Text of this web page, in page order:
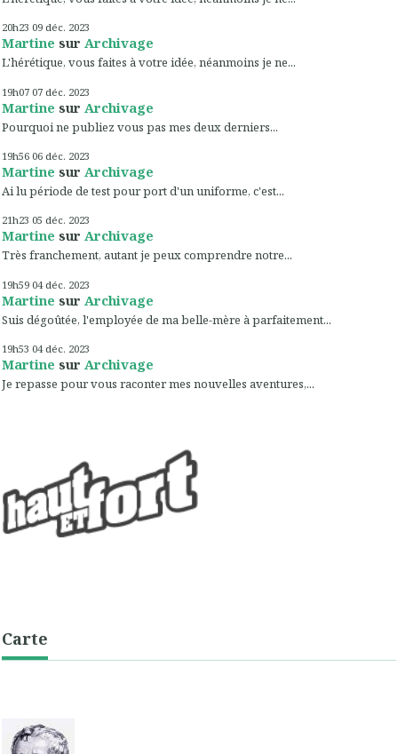
20h23 09 déc. 2023
Martine sur Archivage
L'hérétique, vous faites à votre idée, néanmoins je ne...
19h07 07 déc. 2023
Martine sur Archivage
Pourquoi ne publiez vous pas mes deux derniers...
19h56 06 déc. 2023
Martine sur Archivage
Ai lu période de test pour port d'un uniforme, c'est...
21h23 05 déc. 2023
Martine sur Archivage
Très franchement, autant je peux comprendre notre...
19h59 04 déc. 2023
Martine sur Archivage
Suis dégoûtée, l'employée de ma belle-mère à parfaitement...
19h53 04 déc. 2023
Martine sur Archivage
Je repasse pour vous raconter mes nouvelles aventures,...
Carte